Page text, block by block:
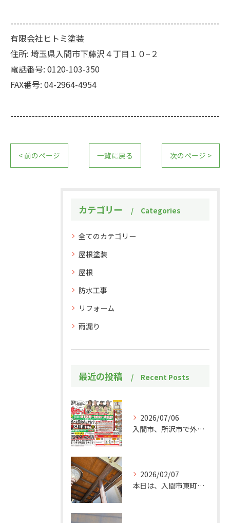
--------------------------------------------------------------------
有限会社ヒトミ塗装
住所: 埼玉県入間市下藤沢４丁目１０−２
電話番号: 0120-103-350
FAX番号: 04-2964-4954
--------------------------------------------------------------------
< 前のページ 一覧に戻る 次のページ >
カテゴリー Categories
全てのカテゴリー
屋根塗装
屋根
防水工事
リフォーム
雨漏り
最近の投稿 Recent Posts
2026/07/06
入間市、所沢市で外壁塗装・屋根塗装をお考えの皆様！
2026/02/07
本日は、入間市東町にあるお宅の玄関和天井の補修作業をご紹介い...